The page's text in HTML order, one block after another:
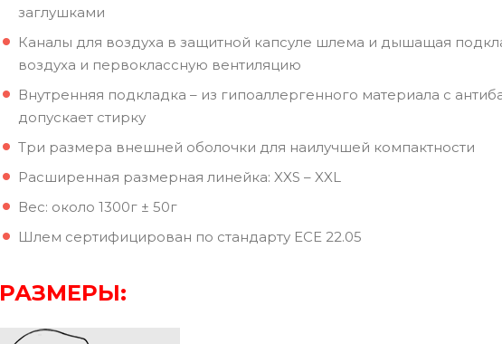
заглушками
Каналы для воздуха в защитной капсуле шлема и дышащая
воздуха и первоклассную вентиляцию
Внутренняя подкладка – из гипоаллергенного материала с
допускает стирку
Три размера внешней оболочки для наилучшей компактности
Расширенная размерная линейка: XXS – XXL
Вес: около 1300г ± 50г
Шлем сертифицирован по стандарту ECE 22.05
РАЗМЕРЫ: